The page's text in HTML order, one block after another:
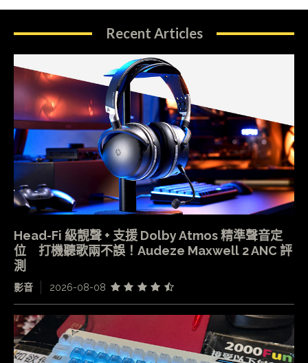
Recent Articles
Head-Fi 級靚聲 + 支援 Dolby Atmos 精準聲音定
位 打機聽歌兩不誤！Audeze Maxwell 2 ANC 評
測
影音 2026-08-08